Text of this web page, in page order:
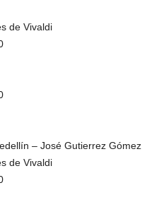
de Vivaldi
– José Gutierrez Gómez
de Vivaldi